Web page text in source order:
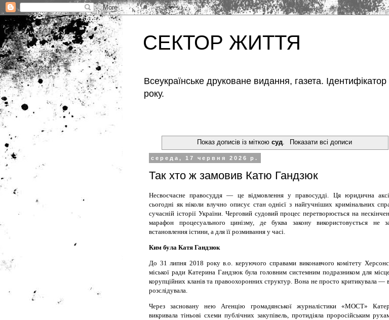
СЕКТОР ЖИТТЯ
Всеукраїнське друковане видання, газета.
року.
Показ дописів із міткоюсуд Показати всі дописи
середа, 17 червня 2026 р.
Так хто ж замовив Катю Гандзюк
Несвоєчасне правосуддя — це відмовлення у правосудді. Ця юридична
сьогодні як ніколи влучно описує стан однієї з найгучніших кримінальних
сучасній історії України. Черговий судовий процес перетворюється на
марафон процесуального цинізму, де буква закону використовується не
встановлення істини, а для її розмивання у часі.
Ким була Катя Гандзюк
До 31 липня 2018 року в.о. керуючого справами виконавчого комітету
міської ради Катерина Гандзюк була головним системним подразником для
корупційних кланів та правоохоронних структур. Вона не просто критикувала —
розслідувала.
Через засновану нею Агенцію громадянської журналістики «МОСТ»
викривала тіньові схеми публічних закупівель, протидіяла проросійським